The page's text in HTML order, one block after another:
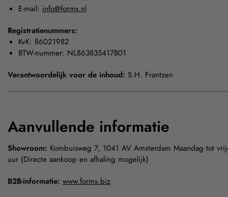
E-mail: info@formx.nl
Registratienummers:
KvK: 86021982
BTW-nummer: NL863835417B01
Verantwoordelijk voor de inhoud: S.H. Frantzen
Aanvullende informatie
Showroom: Kombuisweg 7, 1041 AV Amsterdam Maandag tot
uur (Directe aankoop en afhaling mogelijk)
B2B-informatie: www.formx.biz